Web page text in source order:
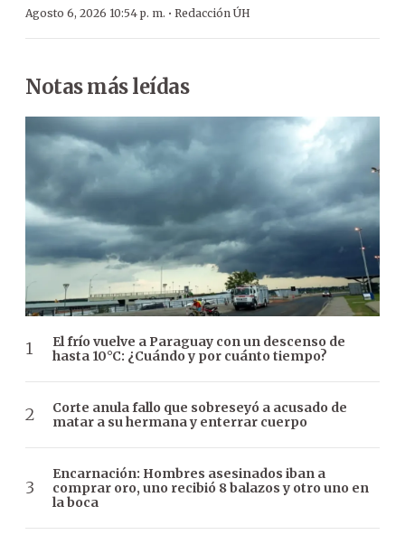
Agosto 6, 2026 10:54 p. m. · Redacción ÚH
Notas más leídas
El frío vuelve a Paraguay con un descenso de
hasta 10°C: ¿Cuándo y por cuánto tiempo?
Corte anula fallo que sobreseyó a acusado de
matar a su hermana y enterrar cuerpo
Encarnación: Hombres asesinados iban a
comprar oro, uno recibió 8 balazos y otro uno en
la boca